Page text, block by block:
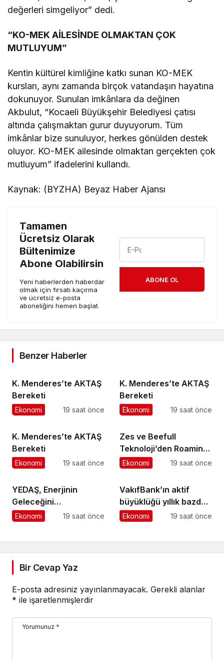
değerleri simgeliyor” dedi.
“KO-MEK AİLESİNDE OLMAKTAN ÇOK
MUTLUYUM”
Kentin kültürel kimliğine katkı sunan KO-MEK
kursları, aynı zamanda birçok vatandaşın hayatına
dokunuyor. Sunulan imkânlara da değinen
Akbulut, “Kocaeli Büyükşehir Belediyesi çatısı
altında çalışmaktan gurur duyuyorum. Tüm
imkânlar bize sunuluyor, herkes gönülden destek
oluyor. KO-MEK ailesinde olmaktan gerçekten çok
mutluyum” ifadelerini kullandı.
Kaynak: (BYZHA) Beyaz Haber Ajansı
Tamamen
Ücretsiz Olarak
Bültenimize
Abone Olabilirsin
Yeni haberlerden haberdar
olmak için fırsatı kaçırma
ve ücretsiz e-posta
aboneliğini hemen başlat.
ABONE OL
Benzer Haberler
K. Menderes’te AKTAŞ
Bereketi
Ekonomi 19 saat önce
K. Menderes’te AKTAŞ
Bereketi
Ekonomi 19 saat önce
K. Menderes’te AKTAŞ
Bereketi
Ekonomi 19 saat önce
Zes ve Beefull
Teknoloji’den Roaming
İş Birliği
Ekonomi 19 saat önce
YEDAŞ, Enerjinin
Geleceğini
Şekillendirecek Genç
Ekonomi 19 saat önce
VakıfBank’ın aktif
büyüklüğü yıllık bazda
yüzde 28 artışla 5,8
Ekonomi 19 saat önce
Bir Cevap Yaz
E-posta adresiniz yayınlanmayacak. Gerekli alanlar
* ile işaretlenmişlerdir
Yorumunuz *